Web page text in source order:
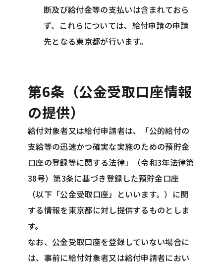
断及び給付金等の支払いは含まれておら
ず、これらについては、給付申請の申請
先となる東京都が行います。
第6条（公金受取口座情報
の提供）
給付対象者又は給付申請者は、「公的給付の
支給等の迅速かつ確実な実施のための預貯金
口座の登録等に関する法律」（令和3年法律第
38号）第3条に基づき登録した預貯金口座
（以下「公金受取口座」といいます。）に関
する情報を東京都に対し提供するものとしま
す。
なお、公金受取口座を登録していない場合に
は、事前に給付対象者又は給付申請者におい